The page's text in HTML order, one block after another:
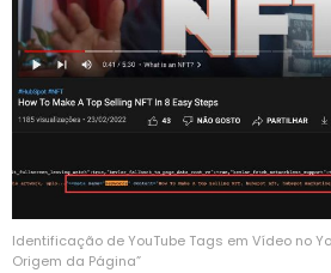
Identificação de YouTube Tags em Vídeo no
Origem da Página”